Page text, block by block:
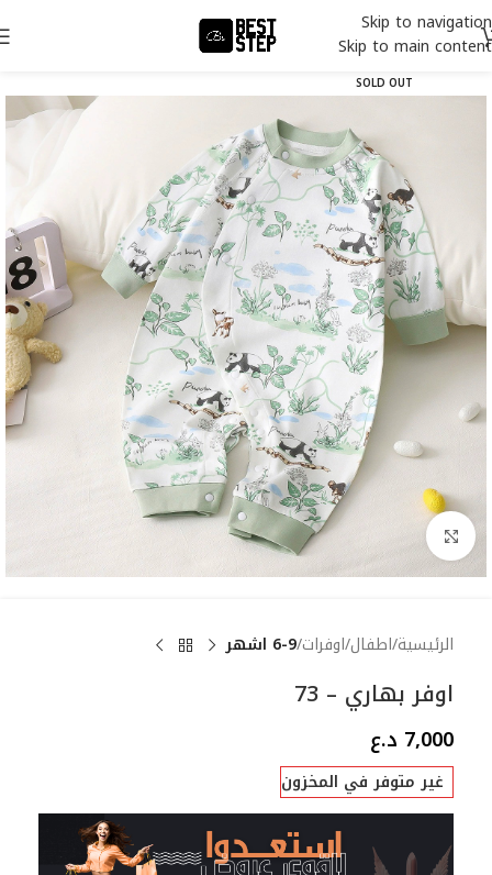
Skip to navigation
Skip to main content
SOLD OUT
Click to enlarge
الرئيسية اطفال اوفرات 6-9 اشهر
اوفر بهاري – 73
7,000 د.ع
غير متوفر في المخزون